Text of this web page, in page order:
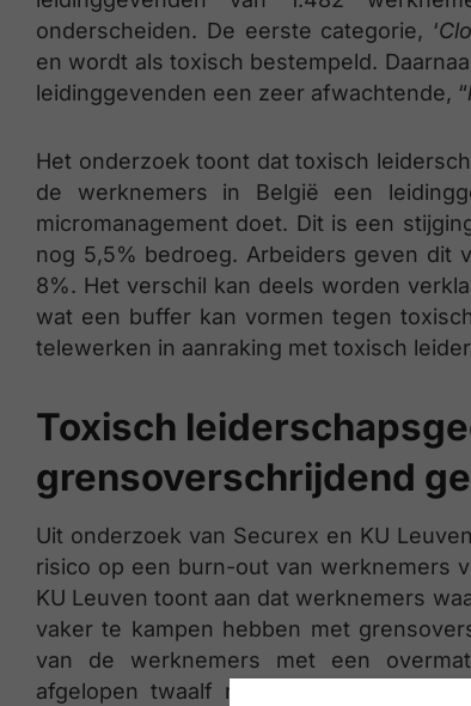
onderscheiden. De eerste categorie, ‘
en wordt als toxisch bestempeld.
leidinggevenden een zeer afwachtende, “
Het onderzoek toont dat toxisch
de werknemers in België een
micromanagement doet. Dit is een
nog 5,5% bedroeg. Arbeiders geven dit
8%. Het verschil kan deels worden
wat een buffer kan vormen tegen
telewerken in aanraking met toxisch
Toxisch
grensoverschrijdend
Uit onderzoek van Securex en KU
risico op een burn-out van werknemers
KU Leuven toont aan dat werknemers
vaker te kampen hebben met
van de werknemers met een
afgelopen twaalf maanden het